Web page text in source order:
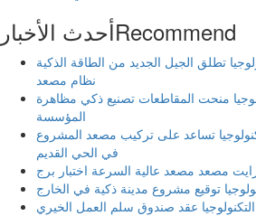
أحدث الأخبارRecommend
تطلق الجيل الجديد من الطاقة الذكية
نظام مصعد
منحت المقاطعات تصنيع ذكي مظاهرة
المؤسسة
تساعد على تركيب مصعد المشروع
في الحي القديم
مصعد مصعد عالية السرعة اختبار برج
توقيع مشروع مدينة ذكية في الخارج
عقد صندوق سلم العمل الخيري